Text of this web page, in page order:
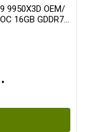
9950X3D OEM/
16GB GDDR7